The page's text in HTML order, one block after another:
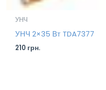
УНЧ
УНЧ 2×35 Вт TDA7377
210 грн.